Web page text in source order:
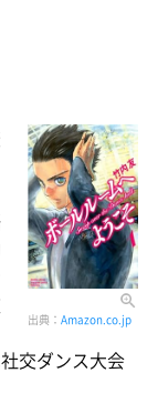
出典： Amazon.co.jp
交ダンス大会